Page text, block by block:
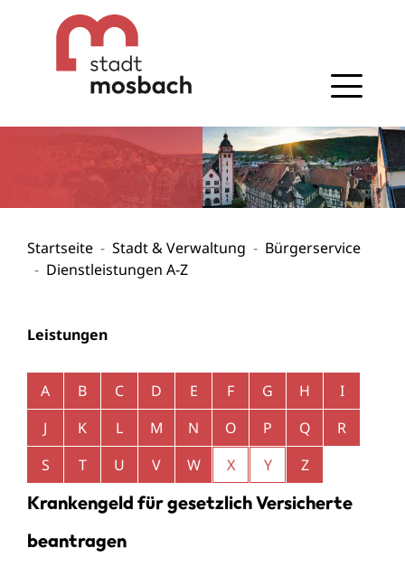
Gehe zum Navigationsbereich
Gehe zum Inhalt
Startseite Stadt & Verwaltung
Bürgerservice
Dienstleistungen A-Z
Leistungen
Alphabetisches Register überspringen
A B C D E F G H
I
J
K L M N O P Q
R
S
T U V W X Y Z
Krankengeld für gesetzlich Versicherte
beantragen